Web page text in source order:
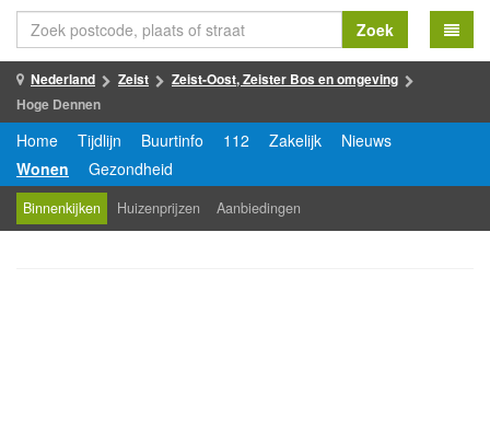
Zoek
Nederland Zeist
Zeist-Oost, Zeister Bos en omgeving
Hoge Dennen
Home Tijdlijn Buurtinfo 112 Zakelijk
Nieuws
Wonen
Gezondheid
Binnenkijken Huizenprijzen Aanbiedingen